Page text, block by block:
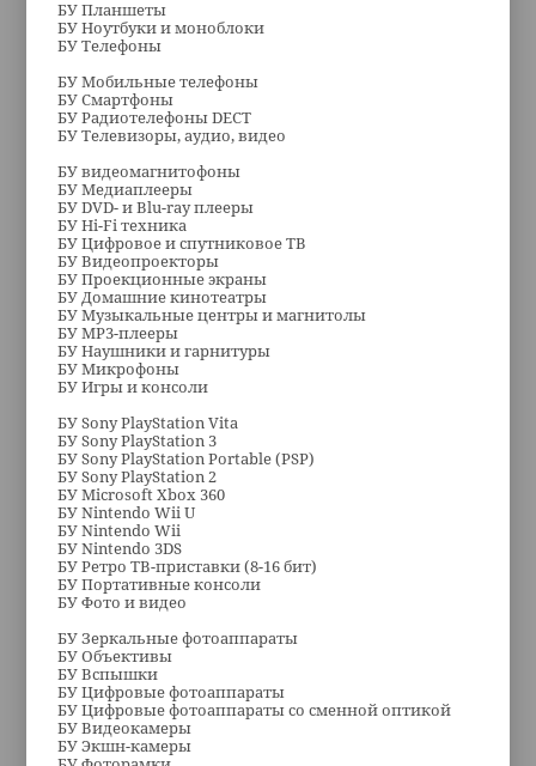
БУ Планшеты
БУ Ноутбуки и моноблоки
БУ Телефоны
БУ Мобильные телефоны
БУ Смартфоны
БУ Радиотелефоны DECT
БУ Телевизоры, аудио, видео
БУ видеомагнитофоны
БУ Медиаплееры
БУ DVD- и Blu-ray плееры
БУ Hi-Fi техника
БУ Цифровое и спутниковое ТВ
БУ Видеопроекторы
БУ Проекционные экраны
БУ Домашние кинотеатры
БУ Музыкальные центры и магнитолы
БУ MP3-плееры
БУ Наушники и гарнитуры
БУ Микрофоны
БУ Игры и консоли
БУ Sony PlayStation Vita
БУ Sony PlayStation 3
БУ Sony PlayStation Portable (PSP)
БУ Sony PlayStation 2
БУ Microsoft Xbox 360
БУ Nintendo Wii U
БУ Nintendo Wii
БУ Nintendo 3DS
БУ Ретро ТВ-приставки (8-16 бит)
БУ Портативные консоли
БУ Фото и видео
БУ Зеркальные фотоаппараты
БУ Объективы
БУ Вспышки
БУ Цифровые фотоаппараты
БУ Цифровые фотоаппараты со сменной оптикой
БУ Видеокамеры
БУ Экшн-камеры